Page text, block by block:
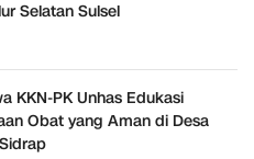
Selatan Sulsel
KKN-PK Unhas Edukasi
Obat yang Aman di Desa